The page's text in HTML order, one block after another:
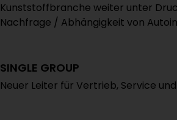
Kunststoffbranche weiter unter
Nachfrage / Abhängigkeit von
SINGLE GROUP
Neuer Leiter für Vertrieb, Service